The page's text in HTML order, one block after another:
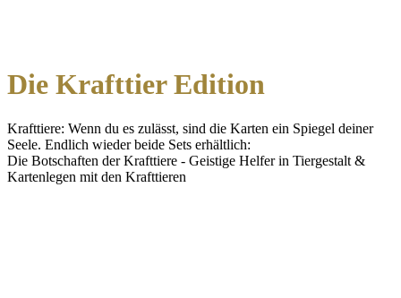
Die Krafttier Edition
Krafttiere: Wenn du es zulässt, sind die Karten ein Spiegel deiner
Seele. Endlich wieder beide Sets erhältlich:
Die Botschaften der Krafttiere - Geistige Helfer in Tiergestalt &
Kartenlegen mit den Krafttieren